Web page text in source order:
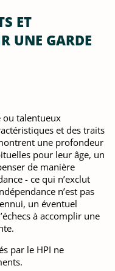
ET
UNE GARDE
talentueux
et des traits
une profondeur
pour leur âge, un
de manière
- ce qui n’exclut
n’est pas
un éventuel
à accomplir une
par le HPI ne